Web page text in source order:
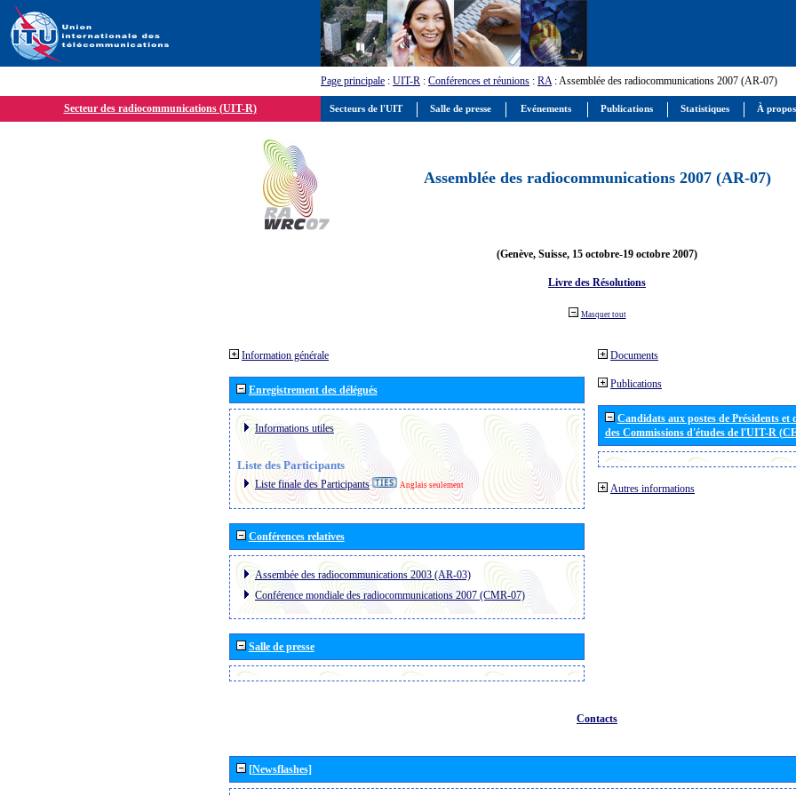
Page principale : UIT-R : Conférences et réunions : RA: Assemblée des radiocommunications 2007 (AR-07)
Secteur des radiocommunications (UIT-R)
Assemblée des radiocommunications 2007 (AR-07)
(Genève, Suisse, 15 octobre-19 octobre 2007)
Livre des Résolutions
Masquer tout
Information générale
Enregistrement des délégués
Informations utiles
Liste des Participants
Liste finale des Participants Anglais seulement
Conférences relatives
Assembée des radiocommunications 2003 (AR-03)
Conférence mondiale des radiocommunications 2007 (CMR-07)
Salle de presse
Documents
Publications
Candidats aux postes de Présidents et
des Commissions d'études de l'UIT-R
Autres informations
Contacts
[Newsflashes]
Secteurs de l'UIT Salle de presse Evénements Publications Statistiques À